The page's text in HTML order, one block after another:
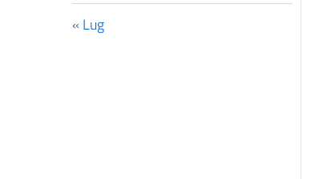
« Lug